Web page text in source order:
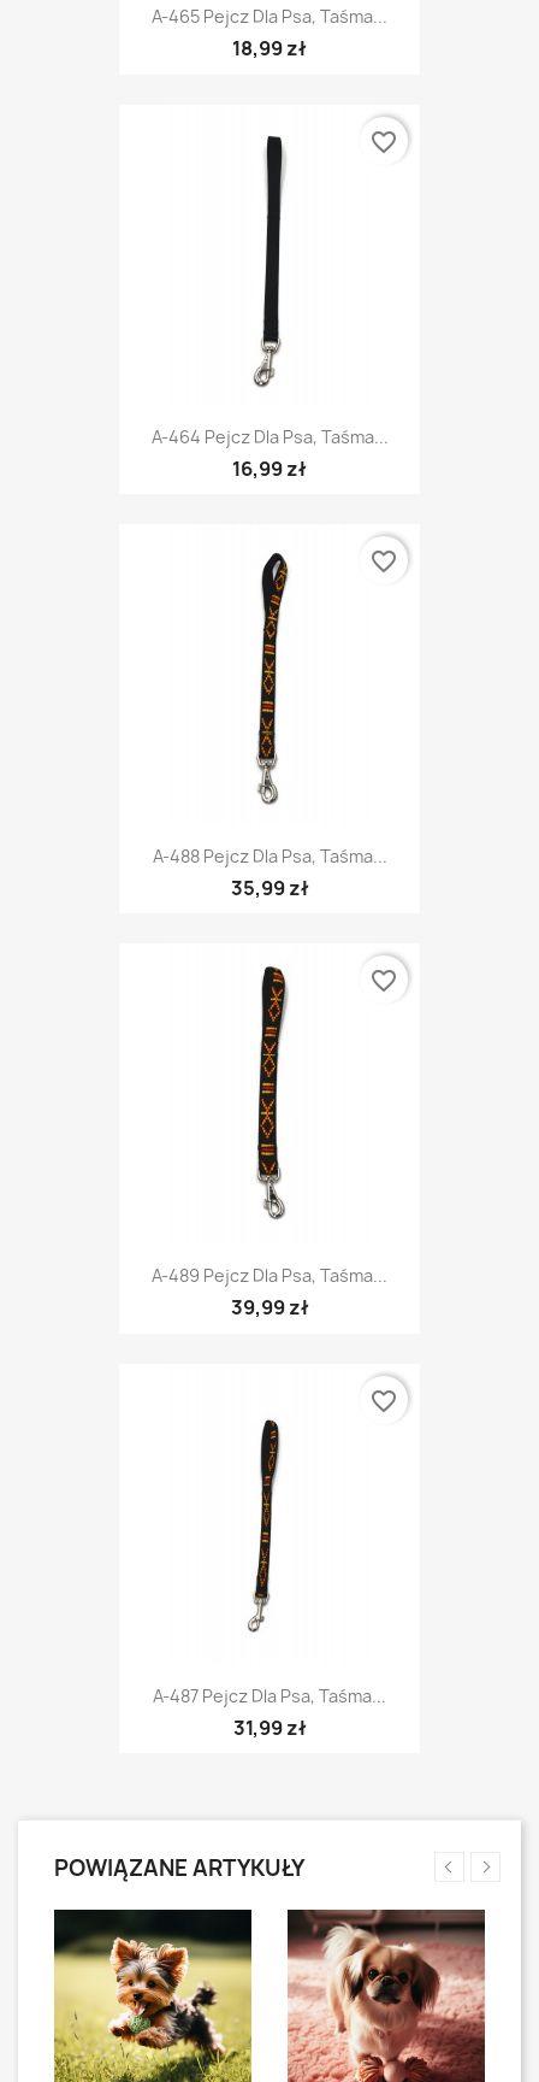
A-465 Pejcz Dla Psa, Taśma...
18,99 zł
A-464 Pejcz Dla Psa, Taśma...
16,99 zł
favorite_border
A-488 Pejcz Dla Psa, Taśma...
35,99 zł
favorite_border
A-489 Pejcz Dla Psa, Taśma...
39,99 zł
favorite_border
A-487 Pejcz Dla Psa, Taśma...
31,99 zł
favorite_border
POWIĄZANE ARTYKUŁY